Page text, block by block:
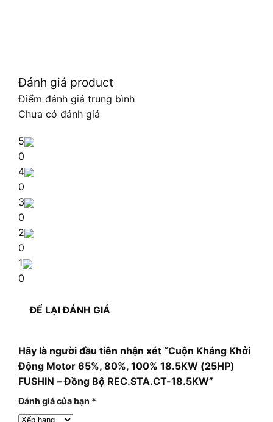
Đánh giá product
Điểm đánh giá trung bình
Chưa có đánh giá
5
0
4
0
3
0
2
0
1
0
ĐỂ LẠI ĐÁNH GIÁ
Hãy là người đầu tiên nhận xét “Cuộn Kháng Khởi
Động Motor 65%, 80%, 100% 18.5KW (25HP)
FUSHIN – Đồng Bộ REC.STA.CT-18.5KW”
Đánh giá của bạn *